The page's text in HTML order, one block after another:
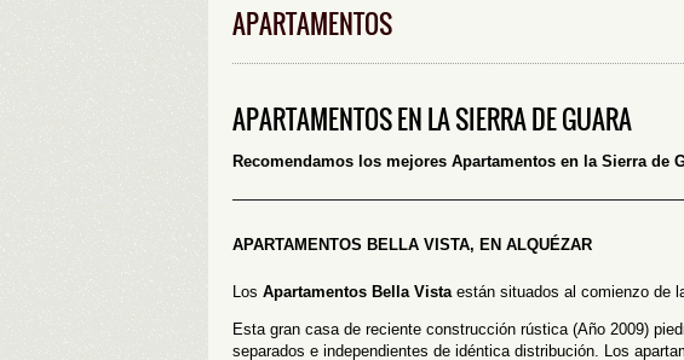
APARTAMENTOS
APARTAMENTOS EN LA SIERRA DE GUARA
Recomendamos los mejores Apartamentos en la Sierra de
APARTAMENTOS BELLA VISTA, EN ALQUÉZAR
Los Apartamentos Bella Vista están situados al comienzo de
Esta gran casa de reciente construcción rústica (Año 2009)
separados e independientes de idéntica distribución. Los